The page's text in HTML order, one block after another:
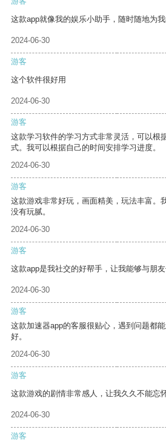
这款app就像我的娱乐小助手，随时随地为我
2024-06-30
游客
这个软件很好用
2024-06-30
游客
这款学习软件的学习方式非常灵活，可以根
式。我可以根据自己的时间安排学习进度。
2024-06-30
游客
这款游戏非常好玩，画面精美，玩法丰富。
没有玩腻。
2024-06-30
游客
这款app是我社交的好帮手，让我能够与朋
2024-06-30
游客
这款加速器app的客服很贴心，遇到问题都
好。
2024-06-30
游客
这款游戏的剧情非常感人，让我久久不能忘怀
2024-06-30
游客